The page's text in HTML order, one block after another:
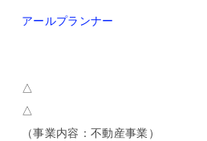
アールプランナー
△
△
（事業内容：不動産事業）